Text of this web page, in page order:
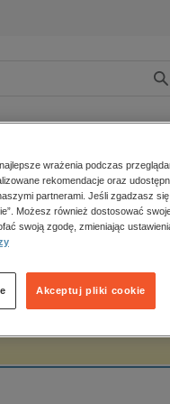
Zobacz wszystkie
wrażenia podczas
rekomendacje oraz
partnerami. Jeśli zgadzasz
Możesz również dostosować
swoją zgodę, zmieniając
Akceptuj pliki cookie